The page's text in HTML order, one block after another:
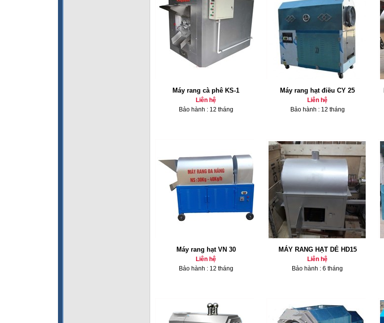
Máy rang cà phê KS-1
Liên hệ
Bảo hành : 12 tháng
Máy rang hạt điều CY 25
Liên hệ
Bảo hành : 12 tháng
Máy rang hạt VN 30
Liên hệ
Bảo hành : 12 tháng
MÁY RANG HẠT DẺ HD15
Liên hệ
Bảo hành : 6 tháng